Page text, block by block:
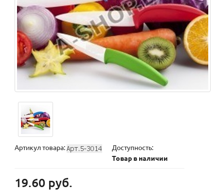
Артикул товара:
Доступность:
Товар в наличии
19.60 руб.